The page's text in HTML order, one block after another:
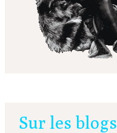
Sur les blogs